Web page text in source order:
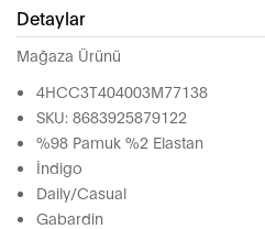
Detaylar
Mağaza Ürünü
4HCC3T404003M77138
SKU: 8683925879122
%98 Pamuk %2 Elastan
İndigo
Daily/Casual
Gabardin